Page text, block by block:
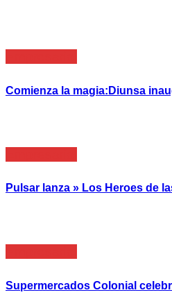
Comienza la magia:Diunsa
Pulsar lanza » Los Heroes de
Supermercados Colonial